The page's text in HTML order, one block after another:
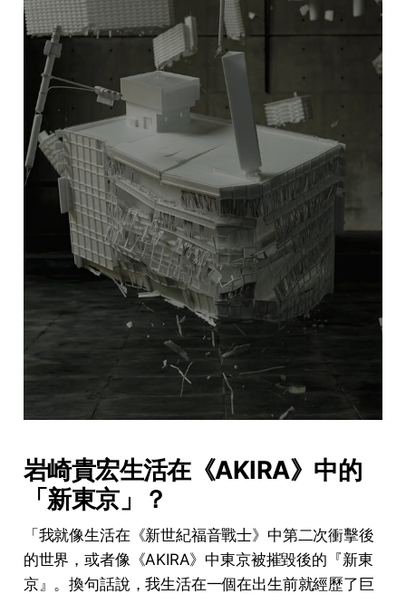
岩崎貴宏生活在《AKIRA》中的
「新東京」？
「我就像生活在《新世紀福音戰士》中第二次衝擊後
的世界，或者像《AKIRA》中東京被摧毀後的『新東
京』。換句話說，我生活在一個在出生前就經歷了巨